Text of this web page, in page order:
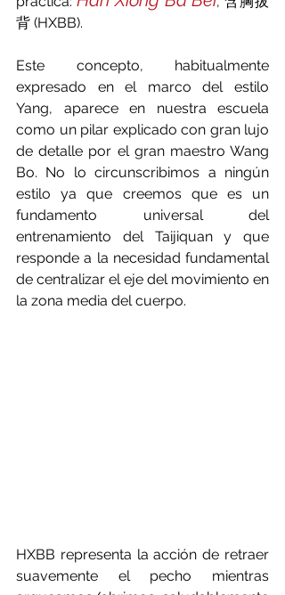
背 (HXBB).
Este concepto, habitualmente
expresado en el marco del estilo
Yang, aparece en nuestra escuela
como un pilar explicado con gran lujo
de detalle por el gran maestro Wang
Bo. No lo circunscribimos a ningún
estilo ya que creemos que es un
fundamento universal del
entrenamiento del Taijiquan y que
responde a la necesidad fundamental
de centralizar el eje del movimiento en
la zona media del cuerpo.
HXBB representa la acción de retraer
suavemente el pecho mientras